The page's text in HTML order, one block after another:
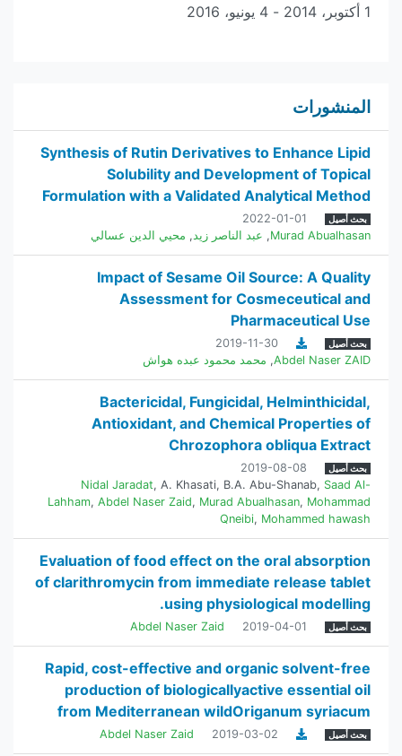
1 أكتوبر، 2014 - 4 يونيو، 2016
المنشورات
Synthesis of Rutin Derivatives to Enhance Lipid
Solubility and Development of Topical
Formulation with a Validated Analytical Method
بحث أصيل
2022-01-01
Murad Abualhasan
, عبد الناصر زيد, محيي الدين عسالي
Impact of Sesame Oil Source: A Quality
Assessment for Cosmeceutical and
Pharmaceutical Use
بحث أصيل
2019-11-30
Abdel Naser ZAID
, محمد محمود عبده هواش
Bactericidal, Fungicidal, Helminthicidal,
Antioxidant, and Chemical Properties of
Chrozophora obliqua Extract
بحث أصيل
2019-08-08
Nidal Jaradat, A. Khasati, B.A. Abu-Shanab, Saad Al-
Lahham, Abdel Naser Zaid, Murad Abualhasan, Mohammad
Qneibi, Mohammed hawash
Evaluation of food effect on the oral absorption
of clarithromycin from immediate release tablet
using physiological modelling.
بحث أصيل 2019-04-01
Abdel Naser Zaid
Rapid, cost-effective and organic solvent-free
production of biologicallyactive essential oil
from Mediterranean wildOriganum syriacum
بحث أصيل 2019-03-02
Abdel Naser Zaid